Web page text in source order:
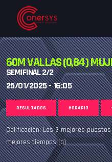
60M VALLAS (0,84)
SEMIFINAL 2/2
25/01/2025 - 16:05
RESULTADOS HORARIO
Calificación: Los 3 mejores
mejores tiempos (q)